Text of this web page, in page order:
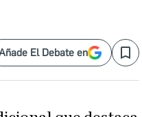
El Debate en Save